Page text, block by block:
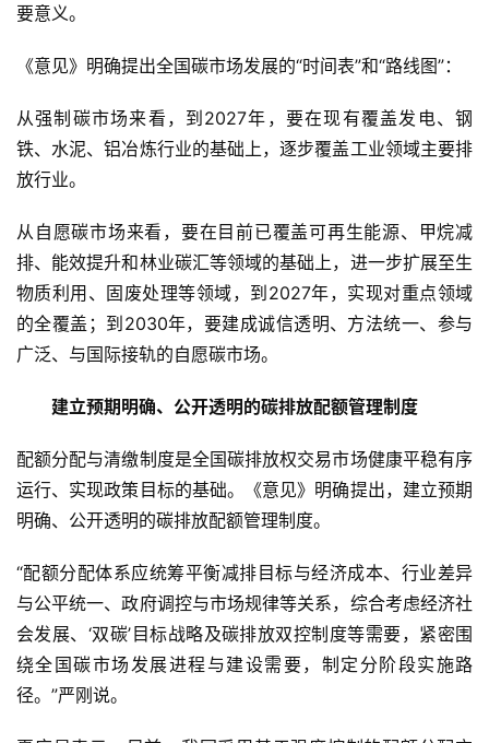
要意义。
《意见》明确提出全国碳市场发展的“时间表”和“路线图”：
从强制碳市场来看，到2027年，要在现有覆盖发电、钢
铁、水泥、铝冶炼行业的基础上，逐步覆盖工业领域主要排
放行业。
从自愿碳市场来看，要在目前已覆盖可再生能源、甲烷减
排、能效提升和林业碳汇等领域的基础上，进一步扩展至生
物质利用、固废处理等领域，到2027年，实现对重点领域
的全覆盖；到2030年，要建成诚信透明、方法统一、参与
广泛、与国际接轨的自愿碳市场。
建立预期明确、公开透明的碳排放配额管理制度
配额分配与清缴制度是全国碳排放权交易市场健康平稳有序
运行、实现政策目标的基础。《意见》明确提出，建立预期
明确、公开透明的碳排放配额管理制度。
“配额分配体系应统筹平衡减排目标与经济成本、行业差异
与公平统一、政府调控与市场规律等关系，综合考虑经济社
会发展、‘双碳’目标战略及碳排放双控制度等需要，紧密围
绕全国碳市场发展进程与建设需要，制定分阶段实施路
径。”严刚说。